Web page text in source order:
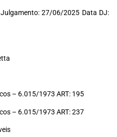
27/06/2025 Data DJ:
– 6.015/1973 ART: 195
– 6.015/1973 ART: 237